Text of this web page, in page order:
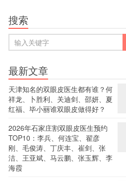
搜索
最新文章
天津知名的双眼皮医生都有谁？何
祥龙、卜胜利、关迪剑、邵妍、夏
红福、毕小丽谁双眼皮做得好？
2026年石家庄割双眼皮医生预约
TOP10：李兵、何连宝、翟彦
刚、毛俊涛、丁庆丰、崔剑、张
洁、王亚斌、马云鹏、张玉辉、李
海霞